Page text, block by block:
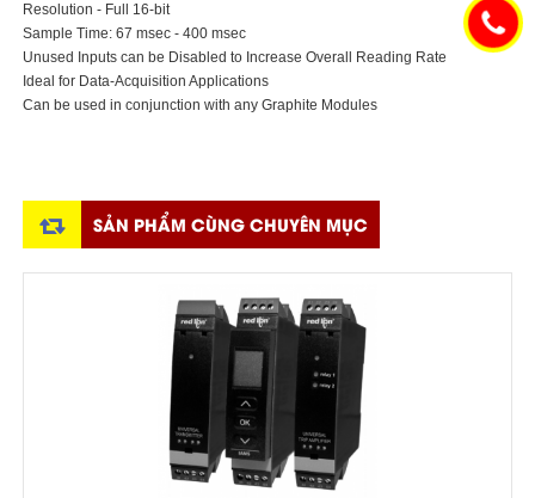
Resolution - Full 16-bit
Sample Time: 67 msec - 400 msec
Unused Inputs can be Disabled to Increase Overall Reading Rate
Ideal for Data-Acquisition Applications
Can be used in conjunction with any Graphite Modules
SẢN PHẨM CÙNG CHUYÊN MỤC